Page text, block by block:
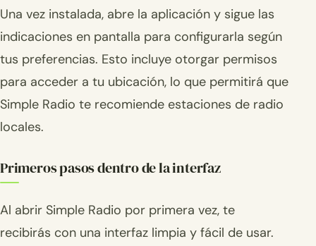
Una vez instalada, abre la aplicación y sigue las
indicaciones en pantalla para configurarla según
tus preferencias. Esto incluye otorgar permisos
para acceder a tu ubicación, lo que permitirá que
Simple Radio te recomiende estaciones de radio
locales.
Primeros pasos dentro de la interfaz
Al abrir Simple Radio por primera vez, te
recibirás con una interfaz limpia y fácil de usar.